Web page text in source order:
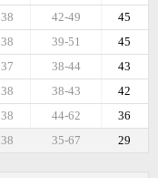
45
42-49
38
45
39-51
38
43
38-44
37
42
38-43
38
36
44-62
38
29
35-67
38